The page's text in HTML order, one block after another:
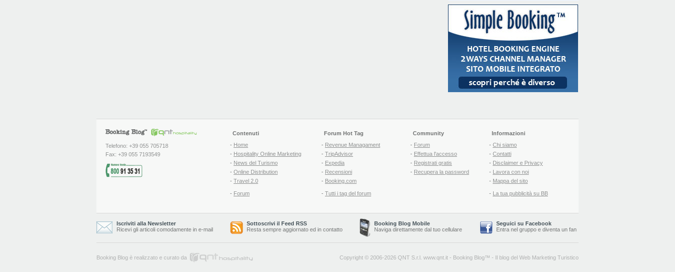
Telefono: +39 055 705718
Fax: +39 055 7193549
Contenuti
- Home
- Hospitality Online Marketing
- News del Turismo
- Online Distribution
- Travel 2.0
- Forum
Forum Hot Tag
- Revenue Managament
- TripAdvisor
- Expedia
- Recensioni
- Booking.com
- Tutti i tag del forum
Community
- Forum
- Effettua l'accesso
- Registrati gratis
- Recupera la password
Informazioni
- Chi siamo
- Contatti
- Disclaimer e Privacy
- Lavora con noi
- Mappa del sito
- La tua pubblicità su BB
Iscriviti alla Newsletter
Ricevi gli articoli comodamente in e-mail
Sottoscrivi il Feed RSS
Resta sempre aggiornato ed in contatto
Booking Blog Mobile
Naviga direttamente dal tuo cellulare
Seguici su Facebook
Entra nel gruppo e diventa un fan
Booking Blog è realizzato e curato da Copyright © 2006-2026 QNT S.r.l. www.qnt.it - Booking Blog™ - Il blog del Web Marketing Turistico